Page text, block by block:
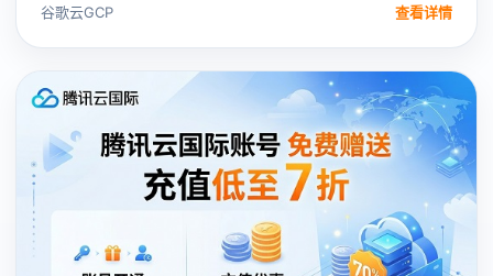
谷歌云GCP 查看详情